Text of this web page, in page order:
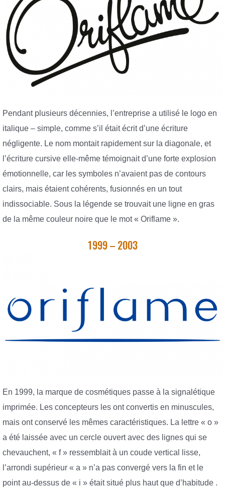
Pendant plusieurs décennies, l’entreprise a utilisé le logo en
italique – simple, comme s’il était écrit d’une écriture
négligente. Le nom montait rapidement sur la diagonale, et
l’écriture cursive elle-même témoignait d’une forte explosion
émotionnelle, car les symboles n’avaient pas de contours
clairs, mais étaient cohérents, fusionnés en un tout
indissociable. Sous la légende se trouvait une ligne en gras
de la même couleur noire que le mot « Oriflame ».
1999 – 2003
En 1999, la marque de cosmétiques passe à la signalétique
imprimée. Les concepteurs les ont convertis en minuscules,
mais ont conservé les mêmes caractéristiques. La lettre « o »
a été laissée avec un cercle ouvert avec des lignes qui se
chevauchent, « f » ressemblait à un coude vertical lisse,
l’arrondi supérieur « a » n’a pas convergé vers la fin et le
point au-dessus de « i » était situé plus haut que d’habitude .